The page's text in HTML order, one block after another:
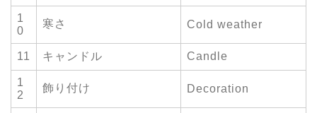
1
0
寒さ Cold weather
11 キャンドル Candle
1
2
飾り付け Decoration